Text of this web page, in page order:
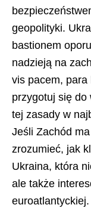
geopolityki.
bastionem
nadzieją na
vis pacem, para
przygotuj się do
tej zasady w
Jeśli Zachód
zrozumieć, jak
Ukraina, która
ale także
euroatlantyckiej.